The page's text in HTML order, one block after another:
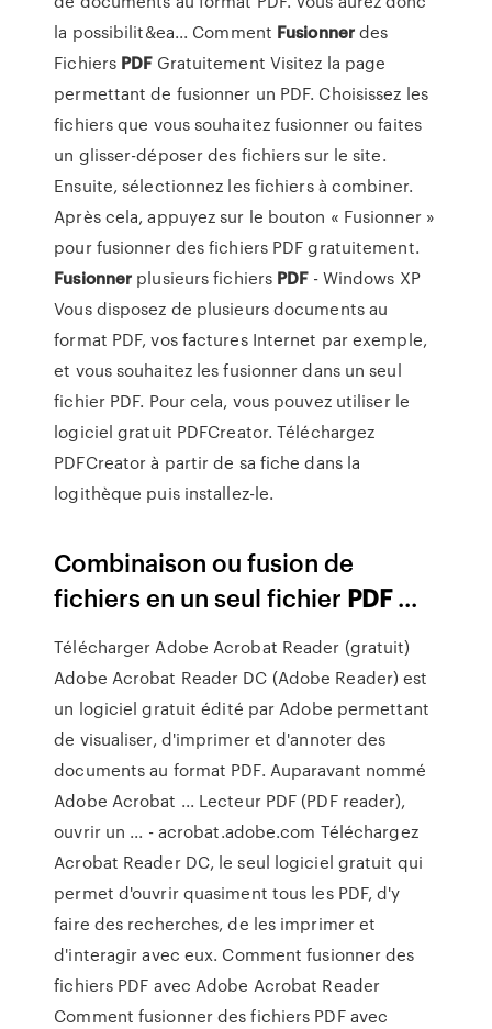
la possibilit&ea... Comment Fusionnerdes
Fichiers PDFGratuitement Visitez la page
permettant de fusionner un PDF. Choisissez les
fichiers que vous souhaitez fusionner ou faites
un glisser-déposer des fichiers sur le site.
Ensuite, sélectionnez les fichiers à combiner.
Après cela, appuyez sur le bouton « Fusionner »
pour fusionner des fichiers PDF gratuitement.
Fusionner plusieurs fichiers PDF- Windows XP
Vous disposez de plusieurs documents au
format PDF, vos factures Internet par exemple,
et vous souhaitez les fusionner dans un seul
fichier PDF. Pour cela, vous pouvez utiliser le
logiciel gratuit PDFCreator. Téléchargez
PDFCreator à partir de sa fiche dans la
logithèque puis installez-le.
Combinaison ou fusion de
fichiers en un seul fichier PDF...
Télécharger Adobe Acrobat Reader (gratuit)
Adobe Acrobat Reader DC (Adobe Reader) est
un logiciel gratuit édité par Adobe permettant
de visualiser, d'imprimer et d'annoter des
documents au format PDF. Auparavant nommé
Adobe Acrobat ... Lecteur PDF (PDF reader),
ouvrir un ... - acrobat.adobe.com Téléchargez
Acrobat Reader DC, le seul logiciel gratuit qui
permet d'ouvrir quasiment tous les PDF, d'y
faire des recherches, de les imprimer et
d'interagir avec eux. Comment fusionner des
fichiers PDF avec Adobe Acrobat Reader
Comment fusionner des fichiers PDF avec